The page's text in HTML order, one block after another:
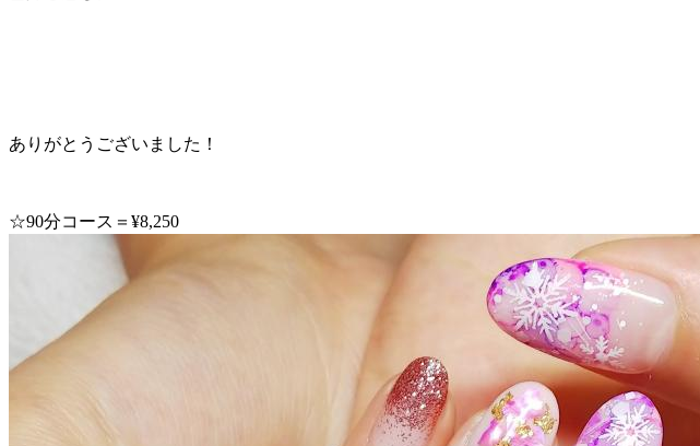
ありがとうございました！
☆90分コース＝¥8,250